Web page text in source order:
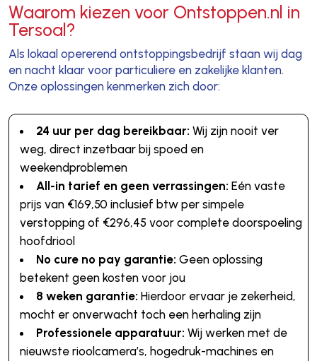
Waarom kiezen voor Ontstoppen.nl in
Tersoal?
Als lokaal opererend ontstoppingsbedrijf staan wij dag
en nacht klaar voor particuliere en zakelijke klanten.
Onze oplossingen kenmerken zich door:
24 uur per dag bereikbaar: Wij zijn nooit ver
weg, direct inzetbaar bij spoed en
weekendproblemen
All-in tarief en geen verrassingen: Eén vaste
prijs van €169,50 inclusief btw per simpele
verstopping of €296,45 voor complete doorspoeling
hoofdriool
No cure no pay garantie: Geen oplossing
betekent geen kosten voor jou
8 weken garantie: Hierdoor ervaar je zekerheid,
mocht er onverwacht toch een herhaling zijn
Professionele apparatuur: Wij werken met de
nieuwste rioolcamera’s, hogedruk-machines en